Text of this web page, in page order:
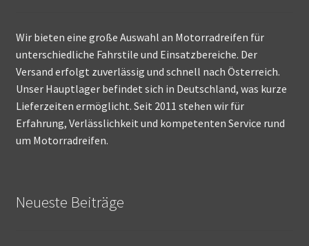
Wir bieten eine große Auswahl an Motorradreifen für
unterschiedliche Fahrstile und Einsatzbereiche. Der
Versand erfolgt zuverlässig und schnell nach Österreich.
Unser Hauptlager befindet sich in Deutschland, was kurze
Lieferzeiten ermöglicht. Seit 2011 stehen wir für
Erfahrung, Verlässlichkeit und kompetenten Service rund
um Motorradreifen.
Neueste Beiträge